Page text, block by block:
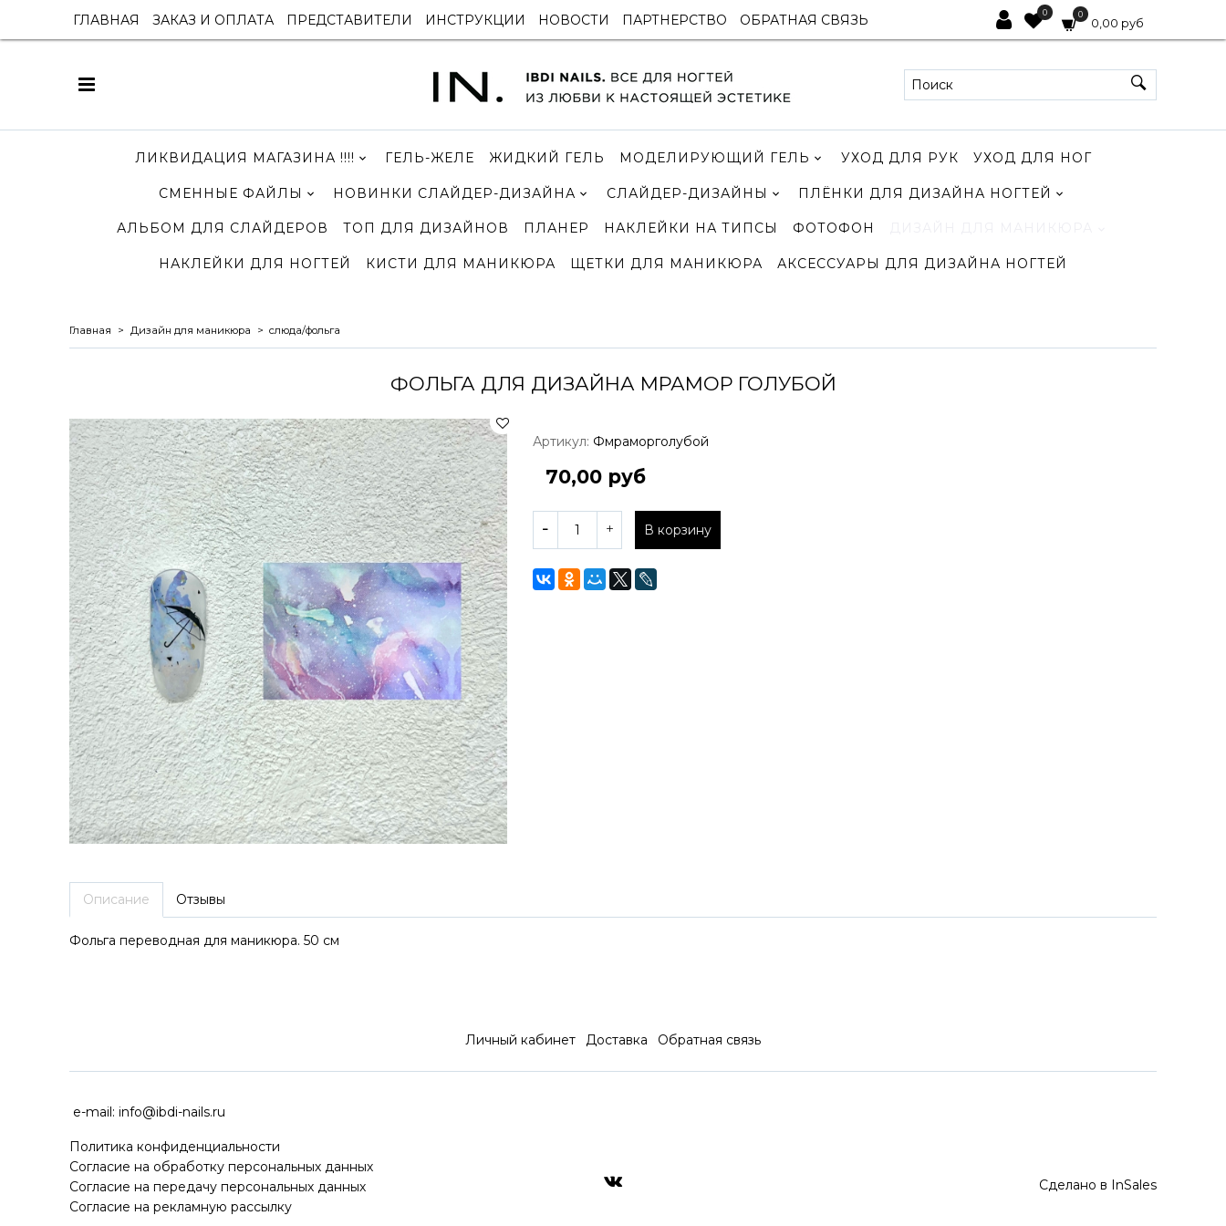
ГЛАВНАЯ ЗАКАЗ И ОПЛАТА ПРЕДСТАВИТЕЛИ ИНСТРУКЦИИ НОВОСТИ ПАРТНЕРСТВО ОБРАТНАЯ СВЯЗЬ 0 0
0,00 руб
ЛИКВИДАЦИЯ МАГАЗИНА !!!! ГЕЛЬ-ЖЕЛЕ ЖИДКИЙ ГЕЛЬ МОДЕЛИРУЮЩИЙ ГЕЛЬ УХОД ДЛЯ РУК УХОД ДЛЯ НОГ
СМЕННЫЕ ФАЙЛЫ НОВИНКИ СЛАЙДЕР-ДИЗАЙНА СЛАЙДЕР-ДИЗАЙНЫ ПЛЁНКИ ДЛЯ ДИЗАЙНА НОГТЕЙ
АЛЬБОМ ДЛЯ СЛАЙДЕРОВ ТОП ДЛЯ ДИЗАЙНОВ ПЛАНЕР НАКЛЕЙКИ НА ТИПСЫ ФОТОФОН
НАКЛЕЙКИ ДЛЯ НОГТЕЙ КИСТИ ДЛЯ МАНИКЮРА ЩЕТКИ ДЛЯ МАНИКЮРА АКСЕССУАРЫ ДЛЯ ДИЗАЙНА НОГТЕЙ
Главная Дизайн для маникюра слюда/фольга
ФОЛЬГА ДЛЯ ДИЗАЙНА МРАМОР ГОЛУБОЙ
Артикул: Фмраморголубой
70,00 руб
В корзину
Описание
Фольга переводная для маникюра. 50 см
Отзывы
Личный кабинет Доставка Обратная связь
e-mail: info@ibdi-nails.ru
Политика конфиденциальности
Согласие на обработку персональных данных
Согласие на передачу персональных данных
Согласие на рекламную рассылку
Сделано в InSales